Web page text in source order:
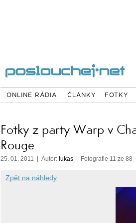
ONLINE RÁDIA ČLÁNKY FOTKY
Fotky z party Warp v
Rouge
25. 01. 2011 | Autor: lukas | Fotografie 11 ze 88
Zpět na náhledy